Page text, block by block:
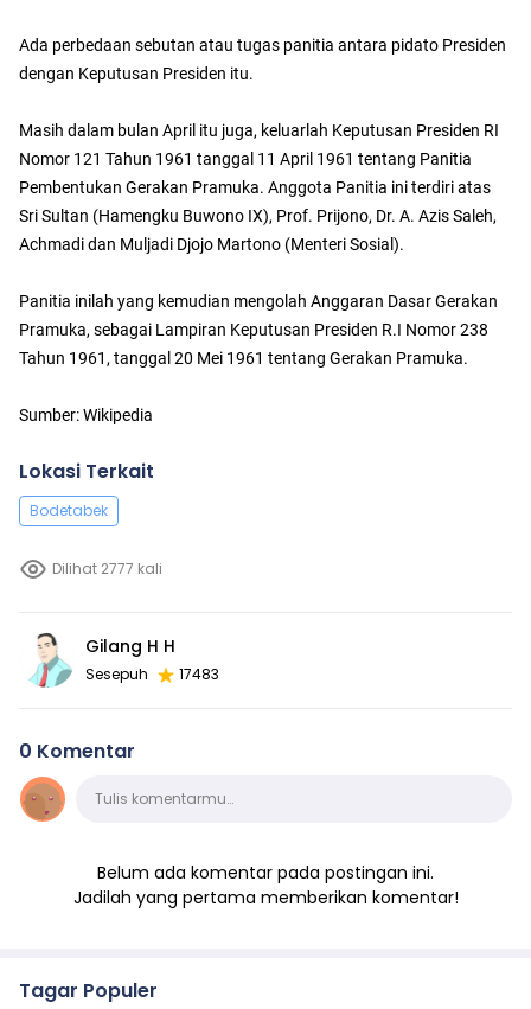
Ada perbedaan sebutan atau tugas panitia antara pidato Presiden
dengan Keputusan Presiden itu.
Masih dalam bulan April itu juga, keluarlah Keputusan Presiden RI
Nomor 121 Tahun 1961 tanggal 11 April 1961 tentang Panitia
Pembentukan Gerakan Pramuka. Anggota Panitia ini terdiri atas
Sri Sultan (Hamengku Buwono IX), Prof. Prijono, Dr. A. Azis Saleh,
Achmadi dan Muljadi Djojo Martono (Menteri Sosial).
Panitia inilah yang kemudian mengolah Anggaran Dasar Gerakan
Pramuka, sebagai Lampiran Keputusan Presiden R.I Nomor 238
Tahun 1961, tanggal 20 Mei 1961 tentang Gerakan Pramuka.
Sumber: Wikipedia
Lokasi Terkait
Bodetabek
Dilihat 2777 kali
Gilang H H
Sesepuh 17483
0 Komentar
KomentarTulis komentarmu…
Belum ada komentar pada postingan ini.
Jadilah yang pertama memberikan komentar!
Tagar Populer